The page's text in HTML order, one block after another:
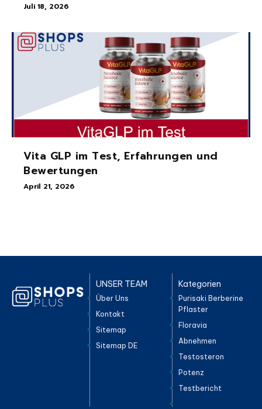
Juli 18, 2026
Vita GLP im Test, Erfahrungen und
Bewertungen
April 21, 2026
UNSER TEAM
Über Uns
Kontakt
Sitemap
Sitemap DE
Kategorien
Purisaki Berberine
Pflaster
Floravia
Abnehmen
Testosteron
Potenz
Testbericht